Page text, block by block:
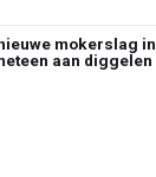
mokerslag in
aan diggelen